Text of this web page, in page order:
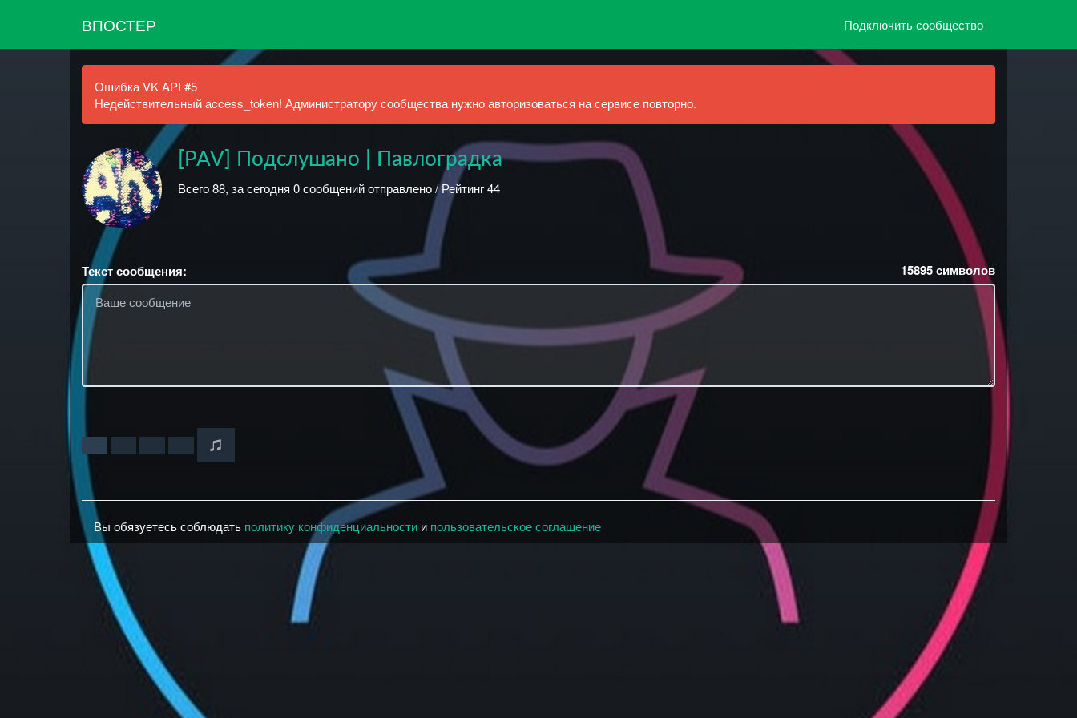
ВПОСТЕР Подключить сообщество
Ошибка VK API #5
Недействительный access_token! Администратору сообщества нужно авторизоваться на сервисе повторно.
[PAV] Подслушано | Павлоградка
Всего 88, за сегодня 0 сообщений отправлено / Рейтинг 44
Текст сообщения: 15895символов
Вы обязуетесь соблюдать политику конфиденциальности и пользовательское соглашение